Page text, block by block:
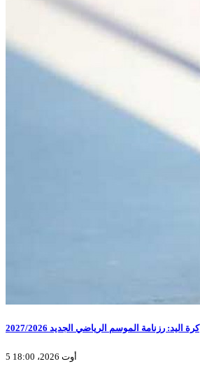
كرة اليد: رزنامة الموسم الرياضي الجديد 2027/2026
5 أوت 2026، 18:00